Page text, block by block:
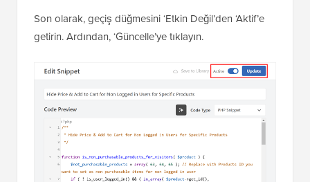
Son olarak, geçiş düğmesini ‘Etkin Değil’den ‘Aktif’e
getirin. Ardından, ‘Güncelle’ye tıklayın.